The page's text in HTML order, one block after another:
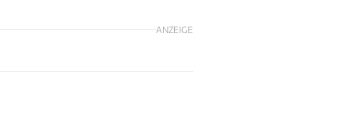
ANZEIGE